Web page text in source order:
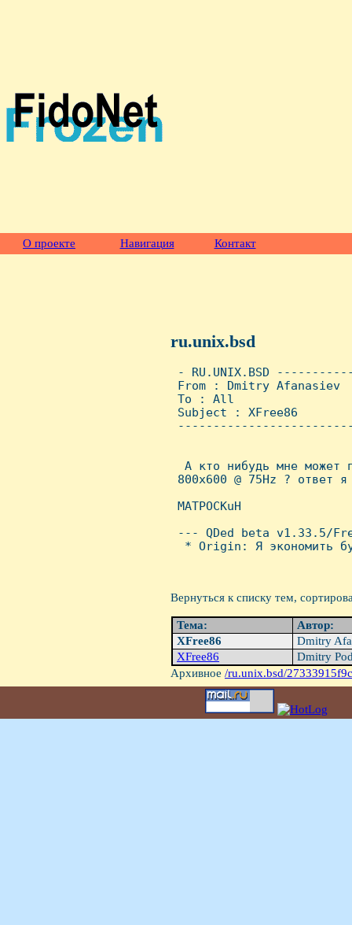
О проекте Навигация Контакт
ru.unix.bsd
- RU.UNIX.BSD
From : Dmitry
To : All
Subject : XFree86
А кто нибудь мне может
800x600 @ 75Hz ? ответ
MATPOCKuH
--- QDed beta v1.33.5/
* Origin: Я экономить
Вернуться к списку тем,
Тема:
Автор:
XFree86
Dmitry
XFree86
Dmitry
Архивное /ru.unix.bsd/